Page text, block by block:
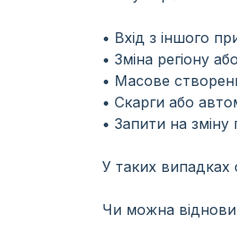
• Вхід з іншого
• Зміна регіону
• Масове
• Скарги або
• Запити на зміну
У таких
Чи можна